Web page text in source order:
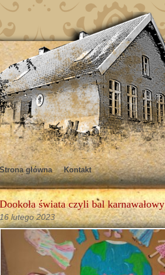
Strona główna Kontakt
Dookoła świata czyli bal karnawałowy
16 lutego 2023